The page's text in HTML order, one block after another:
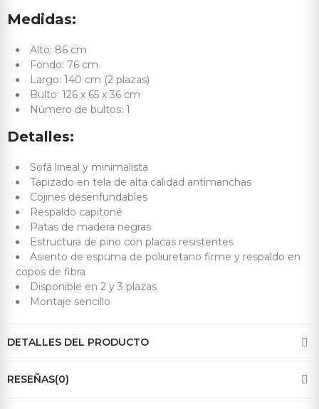
Medidas:
Alto: 86 cm
Fondo: 76 cm
Largo: 140 cm (2 plazas)
Bulto: 126 x 65 x 36 cm
Número de bultos: 1
Detalles:
Sofá lineal y minimalista
Tapizado en tela de alta calidad antimanchas
Cojines desenfundables
Respaldo capitoné
Patas de madera negras
Estructura de pino con placas resistentes
Asiento de espuma de poliuretano firme y respaldo en
copos de fibra
Disponible en 2 y 3 plazas
Montaje sencillo
DETALLES DEL PRODUCTO
RESEÑAS(0)